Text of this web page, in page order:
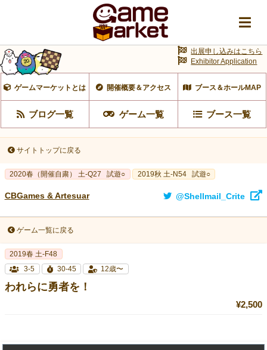
ゲームマーケットとは 開催概要＆アクセス ブース＆ホールMAP
ブログ一覧 ゲーム一覧 ブース一覧
出展申し込みはこちら
Exhibitor Application
サイトトップに戻る
2020春（開催自粛） 土-Q27 試遊○ 2019秋 土-N54 試遊○
CBGames & Artesuar @Shellmail_Crite
ゲーム一覧に戻る
2019春 土-F48
3-5
30-45 12歳〜
われらに勇者を！
¥2,500